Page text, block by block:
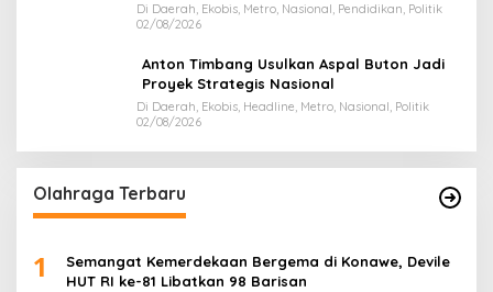
Di Daerah, Ekobis, Metro, Nasional, Pendidikan, Politik
02/08/2026
Anton Timbang Usulkan Aspal Buton Jadi
Proyek Strategis Nasional
Di Daerah, Ekobis, Headline, Metro, Nasional, Politik
02/08/2026
Olahraga Terbaru
1
Semangat Kemerdekaan Bergema di Konawe, Devile
HUT RI ke-81 Libatkan 98 Barisan